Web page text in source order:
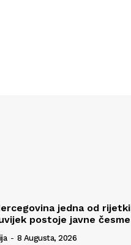
jedna od
postoje javne česme
- 8 Augusta, 2026